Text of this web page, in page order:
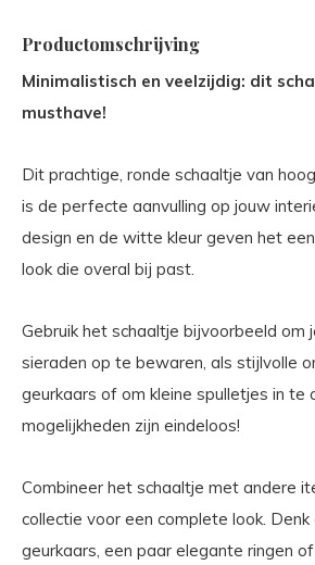
Productomschrijving
Minimalistisch en veelzijdig: dit
musthave!
Dit prachtige, ronde schaaltje van
is de perfecte aanvulling op jouw
design en de witte kleur geven het
look die overal bij past.
Gebruik het schaaltje bijvoorbeeld om
sieraden op te bewaren, als stijlvolle
geurkaars of om kleine spulletjes in te
mogelijkheden zijn eindeloos!
Combineer het schaaltje met andere
collectie voor een complete look. Denk
geurkaars, een paar elegante ringen